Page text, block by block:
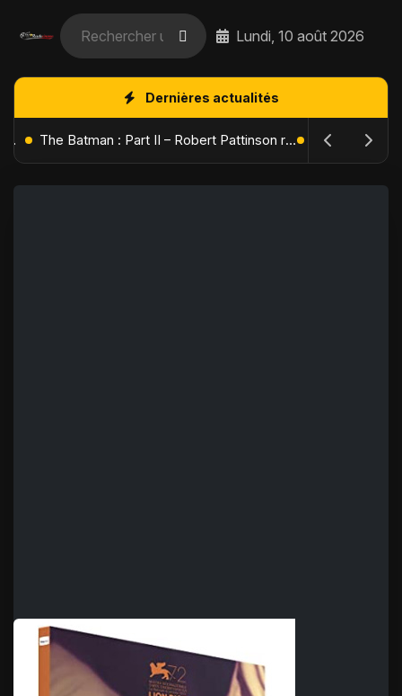
Lundi, 10 août 2026
Dernières actualités
L'Âge de Glace : Le Réveil du Volcan – Manny, Sid et Diego de retour pour une aventure explosive The Batman : Part II – Robert Pattinson replonge dans les ténèbres de Gotham dès octobre 2027